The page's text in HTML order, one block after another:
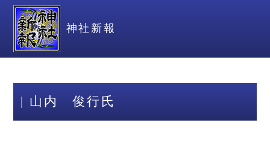
神社新報
山内 俊行氏